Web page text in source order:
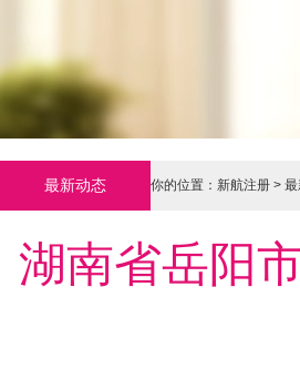
最新动态 你的位置： 新航注册 >
湖南省岳阳